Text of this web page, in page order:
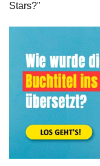
Stars?"